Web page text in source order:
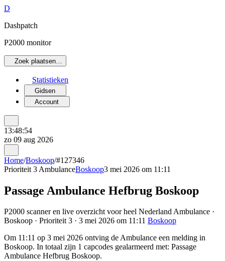
D
Dashpatch
P2000 monitor
Zoek plaatsen…
Statistieken
Gidsen
Account
13:48:54
zo 09 aug 2026
Home/Boskoop/#127346
Prioriteit 3 AmbulanceBoskoop3 mei 2026 om 11:11
Passage Ambulance Hefbrug Boskoop
P2000 scanner en live overzicht voor heel Nederland Ambulance ·
Boskoop · Prioriteit 3 · 3 mei 2026 om 11:11 Boskoop
Om 11:11 op 3 mei 2026 ontving de Ambulance een melding in
Boskoop. In totaal zijn 1 capcodes gealarmeerd met: Passage
Ambulance Hefbrug Boskoop.